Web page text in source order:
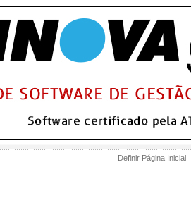
Definir Página Inicial